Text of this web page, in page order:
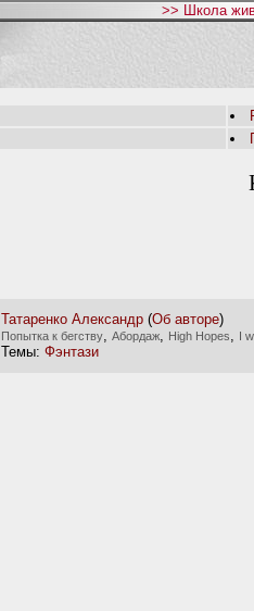
>> Школа
Татаренко Александр (Об авторе)
Попытка к бегству Абордаж High Hopes I
Темы: Фэнтази